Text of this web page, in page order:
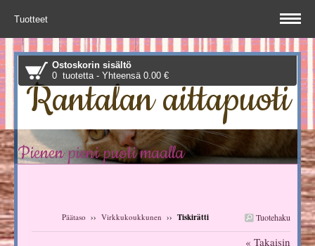
Tuotteet
Ostoskorin sisältö
0 tuotetta - Yhteensä 0.00 €
Rantalan aittapuoti
Pienen pieni puoti maalla
Tuotehaku
Päätaso ›› Virkkukoukkunen ›› Tiskirätti
« Takaisin